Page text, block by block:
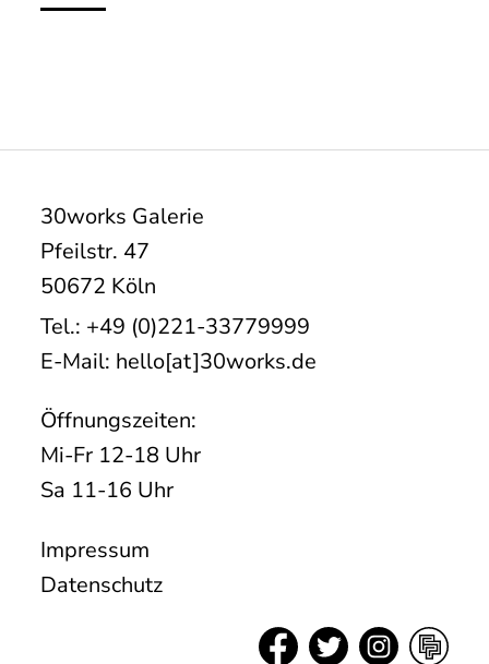
30works Galerie
Pfeilstr. 47
50672 Köln
Tel.: +49 (0)221-33779999
E-Mail: hello[at]30works.de
Öffnungszeiten:
Mi-Fr 12-18 Uhr
Sa 11-16 Uhr
Impressum
Datenschutz